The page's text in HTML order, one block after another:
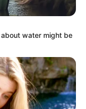
értékelik ezt
amelyek a
merül fel
Végső
water might be